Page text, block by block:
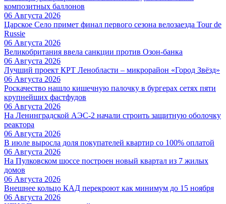
композитных баллонов
06 Августа 2026
Царское Село примет финал первого сезона велозаезда Tour de
Russie
06 Августа 2026
Великобритания ввела санкции против Озон-банка
06 Августа 2026
Лучший проект КРТ Ленобласти – микрорайон «Город Звёзд»
06 Августа 2026
Роскачество нашло кишечную палочку в бургерах сетях пяти
крупнейших фастфудов
06 Августа 2026
На Ленинградской АЭС-2 начали строить защитную оболочку
реактора
06 Августа 2026
В июле выросла доля покупателей квартир со 100% оплатой
06 Августа 2026
На Пулковском шоссе построен новый квартал из 7 жилых
домов
06 Августа 2026
Внешнее кольцо КАД перекроют как минимум до 15 ноября
06 Августа 2026